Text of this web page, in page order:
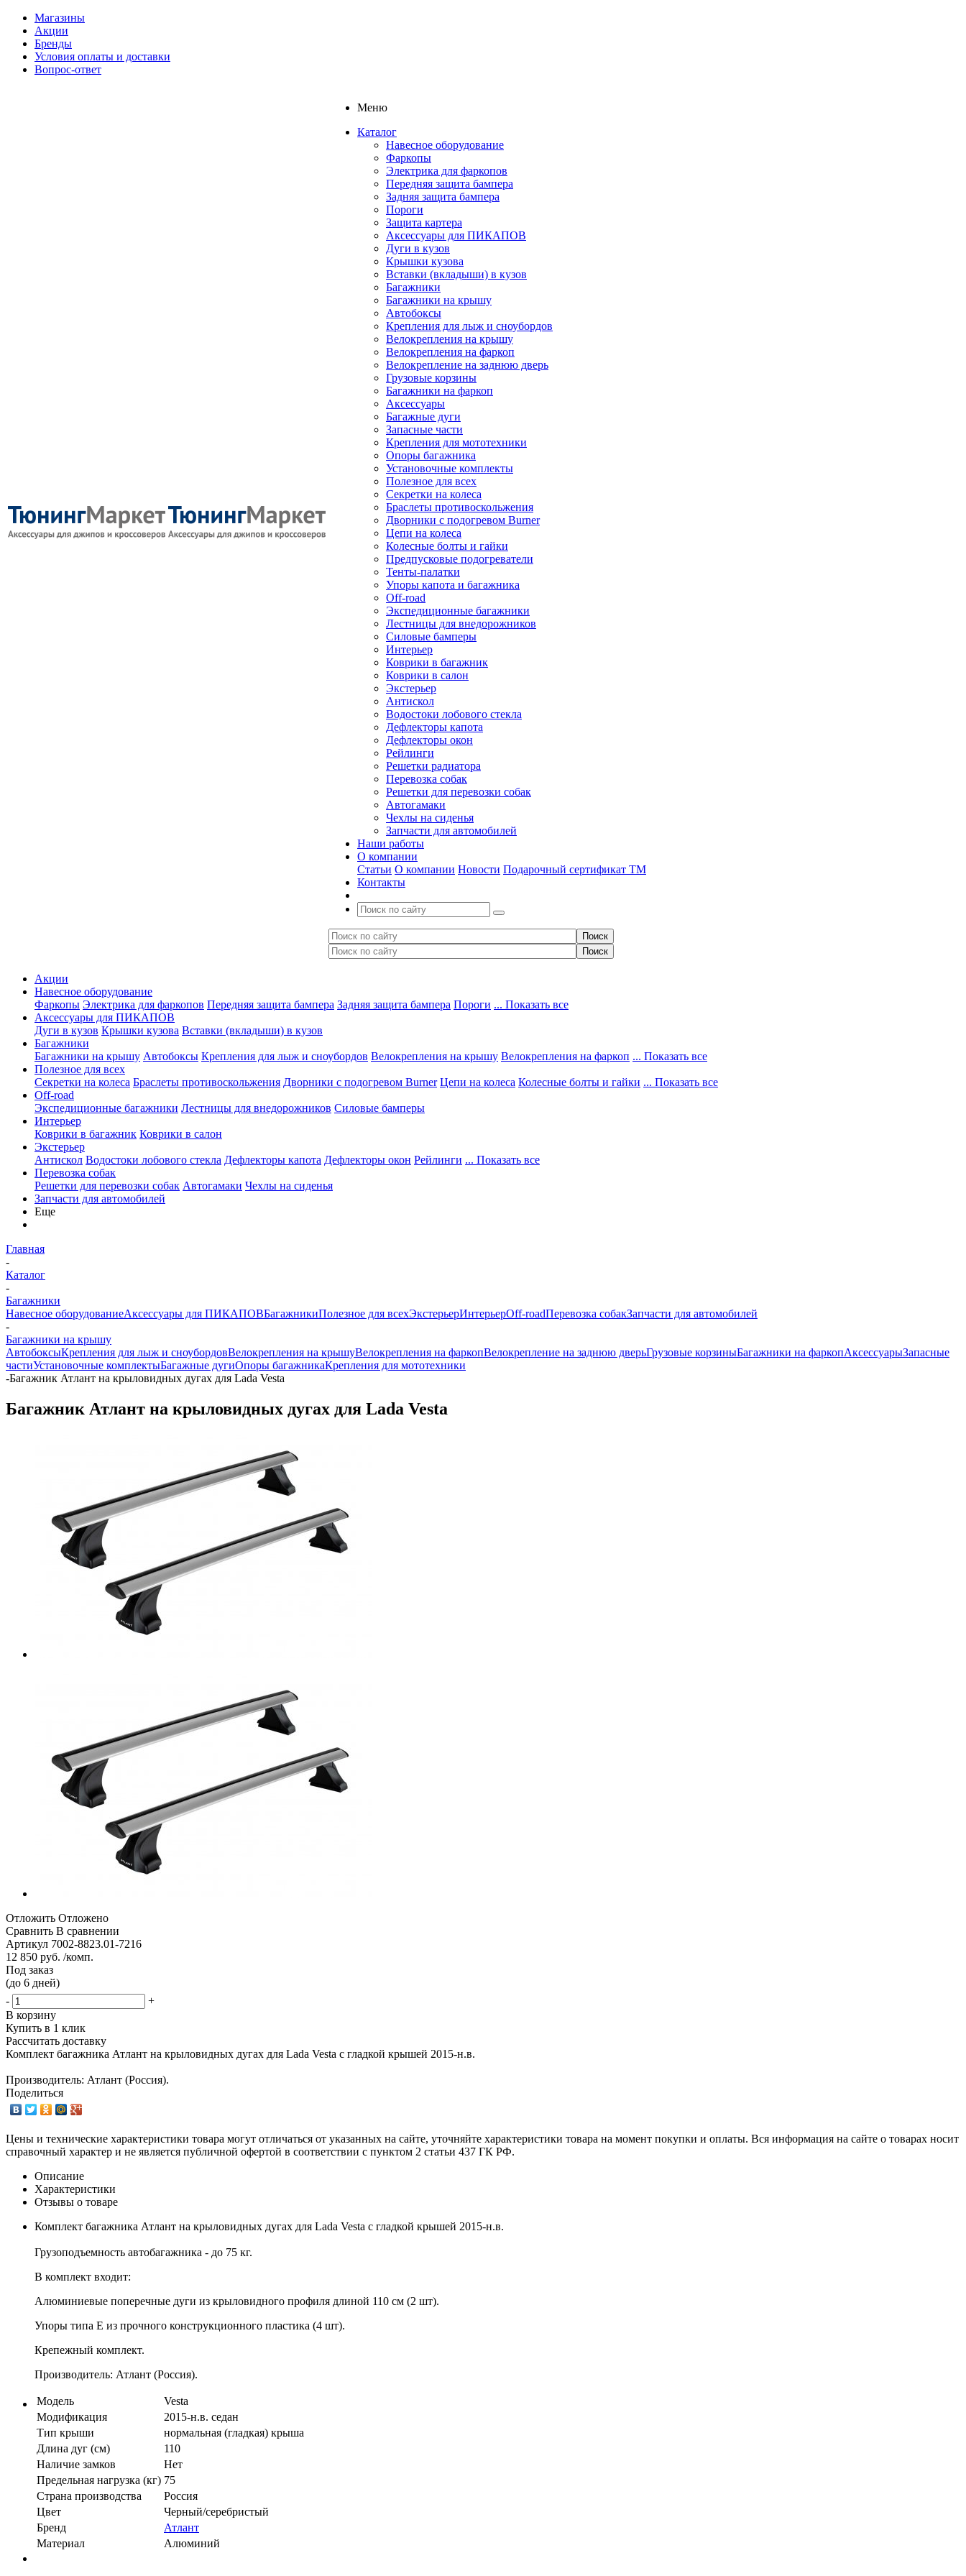
Магазины
Акции
Бренды
Условия оплаты и доставки
Вопрос-ответ
Меню
Каталог
Навесное оборудование
Фаркопы
Электрика для фаркопов
Передняя защита бампера
Задняя защита бампера
Пороги
Защита картера
Аксессуары для ПИКАПОВ
Дуги в кузов
Крышки кузова
Вставки (вкладыши) в кузов
Багажники
Багажники на крышу
Автобоксы
Крепления для лыж и сноубордов
Велокрепления на крышу
Велокрепления на фаркоп
Велокрепление на заднюю дверь
Грузовые корзины
Багажники на фаркоп
Аксессуары
Багажные дуги
Запасные части
Крепления для мототехники
Опоры багажника
Установочные комплекты
Полезное для всех
Секретки на колеса
Браслеты противоскольжения
Дворники с подогревом Burner
Цепи на колеса
Колесные болты и гайки
Предпусковые подогреватели
Тенты-палатки
Упоры капота и багажника
Off-road
Экспедиционные багажники
Лестницы для внедорожников
Силовые бамперы
Интерьер
Коврики в багажник
Коврики в салон
Экстерьер
Антискол
Водостоки лобового стекла
Дефлекторы капота
Дефлекторы окон
Рейлинги
Решетки радиатора
Перевозка собак
Решетки для перевозки собак
Автогамаки
Чехлы на сиденья
Запчасти для автомобилей
Наши работы
О компании
Статьи О компании Новости Подарочный сертификат ТМ
Контакты
Акции
Навесное оборудование
Фаркопы Электрика для фаркопов Передняя защита бампера Задняя защита бампера Пороги ... Показать все
Аксессуары для ПИКАПОВ
Дуги в кузов Крышки кузова Вставки (вкладыши) в кузов
Багажники
Багажники на крышу Автобоксы Крепления для лыж и сноубордов Велокрепления на крышу Велокрепления на фаркоп ... Показать все
Полезное для всех
Секретки на колеса Браслеты противоскольжения Дворники с подогревом Burner Цепи на колеса Колесные болты и гайки ... Показать все
Off-road
Экспедиционные багажники Лестницы для внедорожников Силовые бамперы
Интерьер
Коврики в багажник Коврики в салон
Экстерьер
Антискол Водостоки лобового стекла Дефлекторы капота Дефлекторы окон Рейлинги ... Показать все
Перевозка собак
Решетки для перевозки собак Автогамаки Чехлы на сиденья
Запчасти для автомобилей
Еще
Главная
-
Каталог
-
Багажники
Навесное оборудованиеАксессуары для ПИКАПОВБагажникиПолезное для всехЭкстерьерИнтерьерOff-roadПеревозка собакЗапчасти для автомобилей
-
Багажники на крышу
АвтобоксыКрепления для лыж и сноубордовВелокрепления на крышуВелокрепления на фаркопВелокрепление на заднюю дверьГрузовые корзиныБагажники на фаркопАксессуарыЗапасные
частиУстановочные комплектыБагажные дугиОпоры багажникаКрепления для мототехники
-Багажник Атлант на крыловидных дугах для Lada Vesta
Багажник Атлант на крыловидных дугах для Lada Vesta
Отложить Отложено
Сравнить В сравнении
Артикул 7002-8823.01-7216
12 850 руб. /комп.
Под заказ
(до 6 дней)
-
+
В корзину
Купить в 1 клик
Рассчитать доставку
Комплект багажника Атлант на крыловидных дугах для Lada Vesta с гладкой крышей 2015-н.в.
Производитель: Атлант (Россия).
Поделиться
Цены и технические характеристики товара могут отличаться от указанных на сайте, уточняйте характеристики товара на момент покупки и оплаты. Вся информация на сайте о товарах носит
справочный характер и не является публичной офертой в соответствии с пунктом 2 статьи 437 ГК РФ.
Описание
Характеристики
Отзывы о товаре
Комплект багажника Атлант на крыловидных дугах для Lada Vesta с гладкой крышей 2015-н.в.
Грузоподъемность автобагажника - до 75 кг.
В комплект входит:
Алюминиевые поперечные дуги из крыловидного профиля длиной 110 см (2 шт).
Упоры типа E из прочного конструкционного пластика (4 шт).
Крепежный комплект.
Производитель: Атлант (Россия).
Модель
Vesta
Модификация
2015-н.в. седан
Тип крыши
нормальная (гладкая) крыша
Длина дуг (см)
110
Наличие замков
Нет
Предельная нагрузка (кг) 75
Страна производства
Россия
Цвет
Черный/серебристый
Бренд
Атлант
Материал
Алюминий